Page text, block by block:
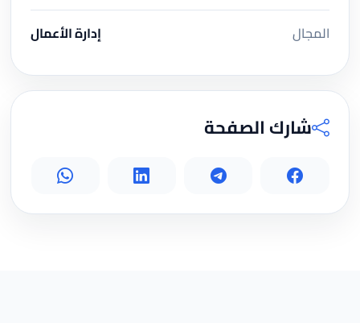
المجال
إدارة الأعمال
شارك الصفحة